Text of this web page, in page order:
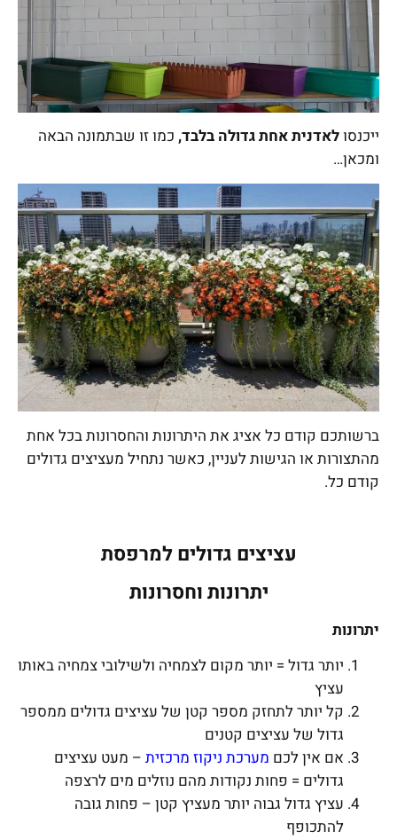
ייכנסולאדנית אחת גדולה בלבד,כמו זו שבתמונה הבאה
ומכאן…
ברשותכם קודם כל אציג את היתרונות והחסרונות בכל אחת
מהתצורות או הגישות לעניין, כאשר נתחיל מעציצים גדולים
קודם כל.
עציצים גדולים למרפסת
יתרונות וחסרונות
יתרונות
יותר גדול = יותר מקום לצמחיה ולשילובי צמחיה באותו
עציץ
קל יותר לתחזק מספר קטן של עציצים גדולים ממספר
גדול של עציצים קטנים
אם אין לכםמערכת ניקוז מרכזית– מעט עציצים
גדולים = פחות נקודות מהם נוזלים מים לרצפה
עציץ גדול גבוה יותר מעציץ קטן – פחות גובה
להתכופף